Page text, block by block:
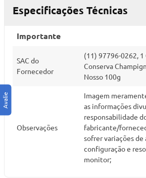
Especificações Técnicas
Importante
SAC do
Fornecedor
(11) 97796-0262, 1
Conserva
Nosso 100g
Observações
Imagem
as informações
responsabilidade
fabricante/
sofrer variações
configuração e
monitor;